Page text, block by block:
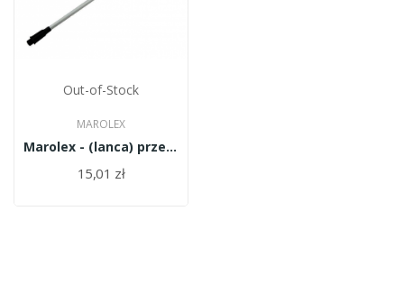
Out-of-Stock
MAROLEX
Marolex - (lanca) przedłużacz 60 cm handl....
15,01 zł